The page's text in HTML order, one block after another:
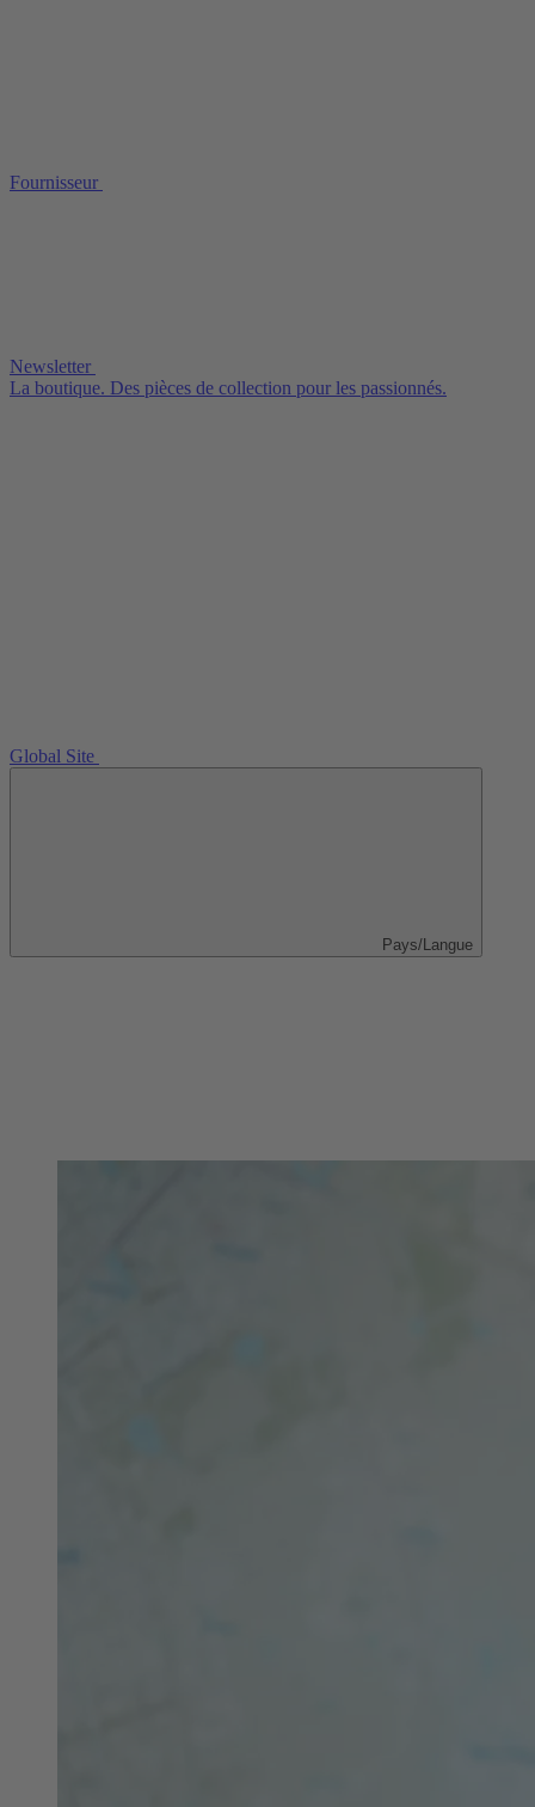
Fournisseur
Newsletter
La boutique. Des pièces de collection pour les passionnés.
Global Site
Pays/Langue